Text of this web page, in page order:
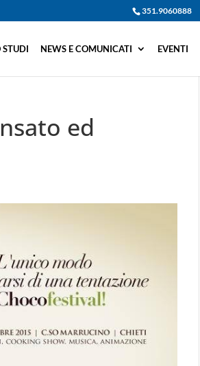
351.9060888
STUDI NEWS E COMUNICATI EVENTI
ed